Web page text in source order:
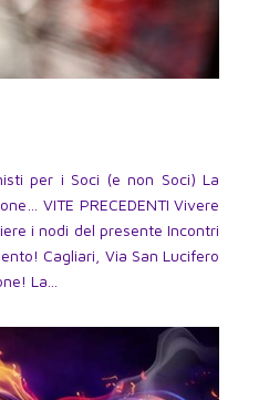
per i Soci (e non Soci) La
VITE PRECEDENTI Vivere
i nodi del presente Incontri
Cagliari, Via San Lucifero
La...